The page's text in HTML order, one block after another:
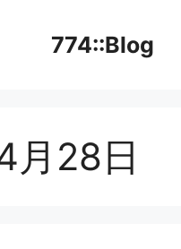
774::Blog
月28日